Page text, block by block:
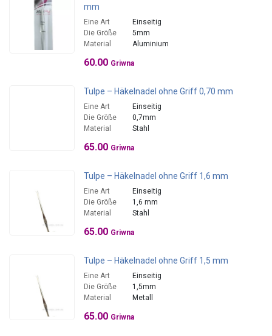
mm
Eine Art
Einseitig
Die Größe
5mm
Material
Aluminium
60.00 Griwna
Tulpe – Häkelnadel ohne Griff 0,70 mm
Eine Art
Einseitig
Die Größe
0,7mm
Material
Stahl
65.00 Griwna
Tulpe – Häkelnadel ohne Griff 1,6 mm
Eine Art
Einseitig
Die Größe
1,6 mm
Material
Stahl
65.00 Griwna
Tulpe – Häkelnadel ohne Griff 1,5 mm
Eine Art
Einseitig
Die Größe
1,5mm
Material
Metall
65.00 Griwna